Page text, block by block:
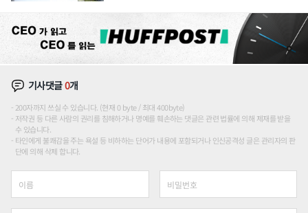
기사댓글0개
200자까지 쓰실 수 있습니다. (현재 0 byte / 최대 400byte)
저작권 등 다른 사람의 권리를 침해하거나 명예를 훼손하는 댓글은 관련 법률에 의해 제재를 받을
수 있습니다.
타인에게 불쾌감을 주는 욕설 등 비하하는 단어가 내용에 포함되거나 인신공격성 글은 관리자의 판
단에 의해 삭제 합니다.